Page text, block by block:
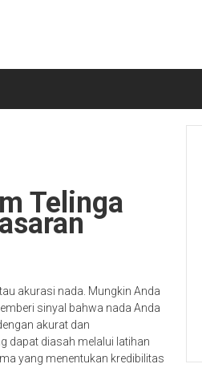
Telinga
akurasi nada. Mungkin Anda
sinyal bahwa nada Anda
akurat dan
dapat diasah melalui latihan
yang menentukan kredibilitas